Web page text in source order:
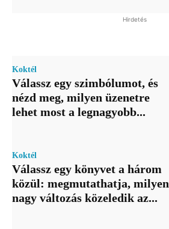
Hirdetés
Koktél
Válassz egy szimbólumot, és
nézd meg, milyen üzenetre
lehet most a legnagyobb...
Koktél
Válassz egy könyvet a három
közül: megmutathatja, milyen
nagy változás közeledik az...